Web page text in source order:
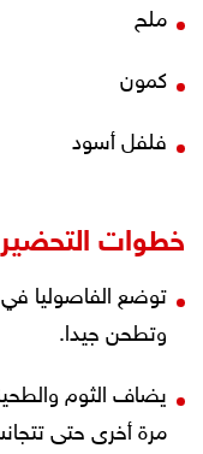
ملح
كمون
فلفل أسود
خطوات التحضير
توضع الفاصوليا في
وتطحن جيدا.
يضاف الثوم
مرة أخرى حتى